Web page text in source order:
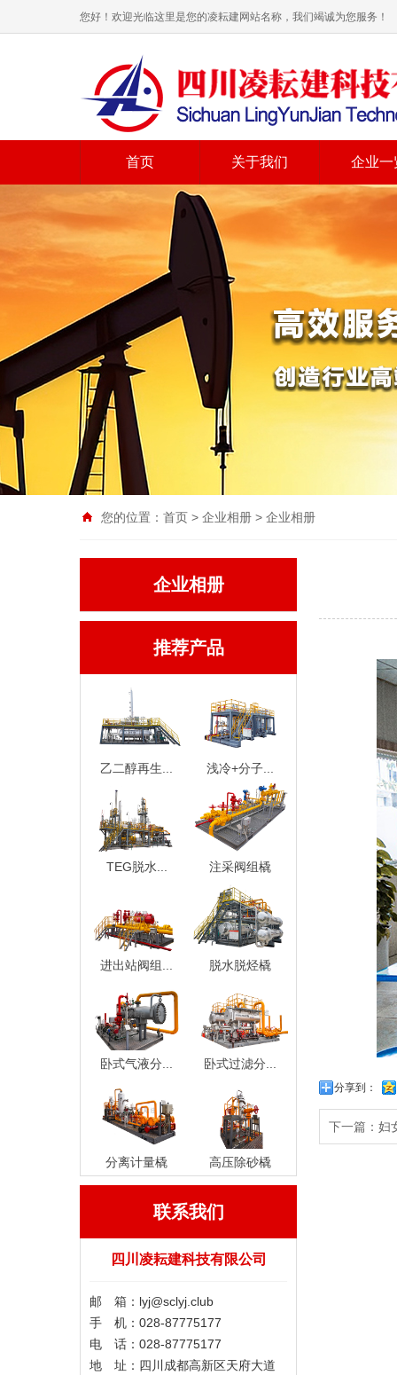
您好！欢迎光临这里是您的凌耘建网站名称，我们竭诚为您服务！
首页 关于我们 企业一
您的位置： 首页 > 企业相册 > 企业相册
企业相册
推荐产品
乙二醇再生... 浅冷+分子...
TEG脱水... 注采阀组橇
进出站阀组... 脱水脱烃橇
卧式气液分... 卧式过滤分...
分离计量橇 高压除砂橇
联系我们
四川凌耘建科技有限公司
邮 箱：lyj@sclyj.club ​
手 机：028-87775177
电 话：028-87775177
地 址：四川成都高新区天府大道
分享到：
下一篇： 妇